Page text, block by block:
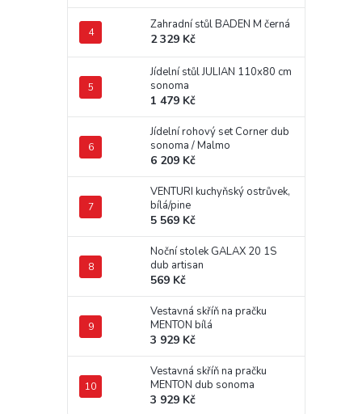
Zahradní stůl BADEN M černá
2 329 Kč
Jídelní stůl JULIAN 110x80 cm
sonoma
1 479 Kč
Jídelní rohový set Corner dub
sonoma / Malmo
6 209 Kč
VENTURI kuchyňský ostrůvek,
bílá/pine
5 569 Kč
Noční stolek GALAX 20 1S
dub artisan
569 Kč
Vestavná skříň na pračku
MENTON bílá
3 929 Kč
Vestavná skříň na pračku
MENTON dub sonoma
3 929 Kč